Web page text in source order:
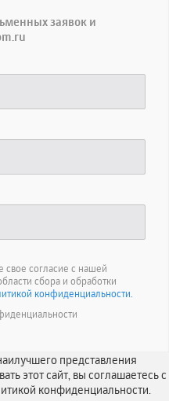
заявок и
свое согласие с нашей
сбора и обработки
конфиденциальности.
представления
этот сайт, вы соглашаетесь с
конфиденциальности.